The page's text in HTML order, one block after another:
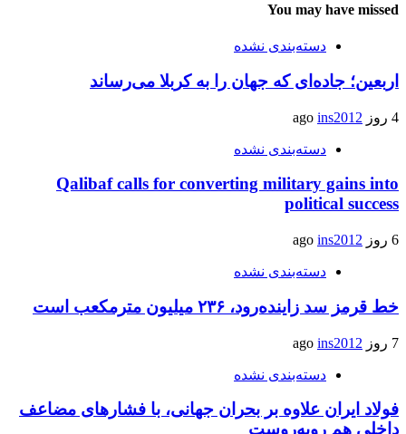
You may have missed
دسته‌بندی نشده
اربعین؛ جاده‌ای که جهان را به کربلا می‌رساند
4 روز ago ins2012
دسته‌بندی نشده
Qalibaf calls for converting military gains into
political success
6 روز ago ins2012
دسته‌بندی نشده
خط قرمز سد زاینده‌رود، ۲۳۶ میلیون مترمکعب است
7 روز ago ins2012
دسته‌بندی نشده
فولاد ایران علاوه بر بحران جهانی، با فشارهای مضاعف
داخلی هم روبه‌روست